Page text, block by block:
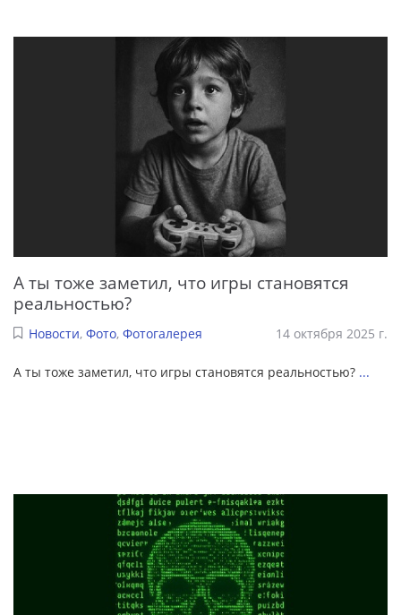
А ты тоже заметил, что игры становятся
реальностью?
Новости, Фото, Фотогалерея 14 октября 2025 г.
А ты тоже заметил, что игры становятся реальностью? ...